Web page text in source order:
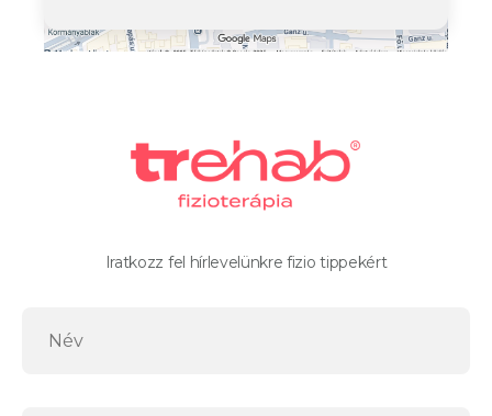
Iratkozz fel hírlevelünkre fizio tippekért